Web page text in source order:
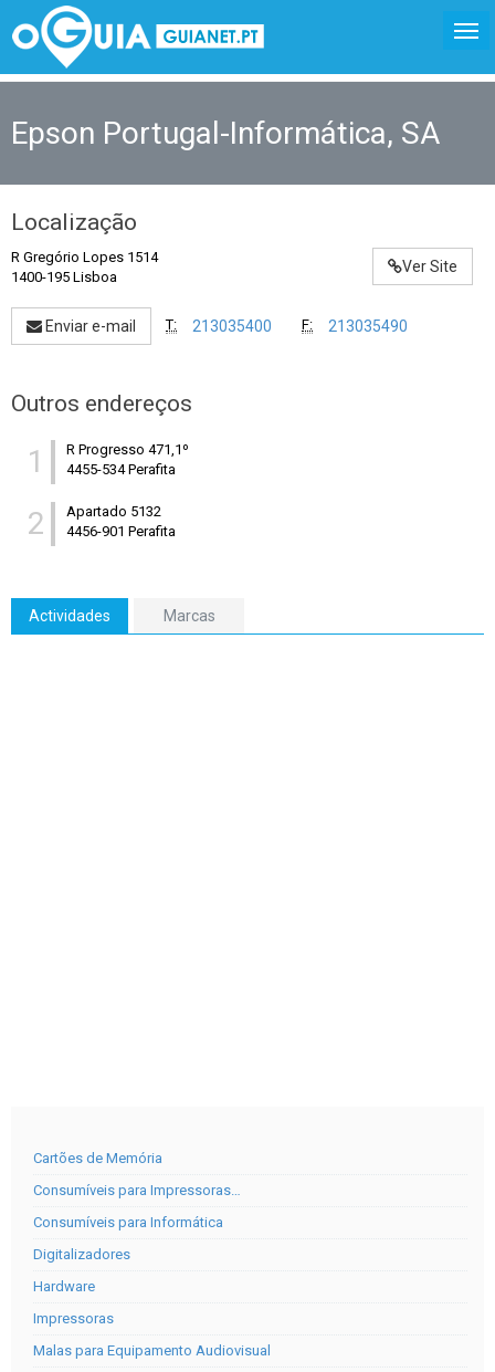
Epson Portugal-Informática, SA
Localização
Ver Site
R Gregório Lopes 1514
1400-195 Lisboa
Enviar e-mail T: 213035400 F: 213035490
Outros endereços
1
R Progresso 471,1º
4455-534 Perafita
2
Apartado 5132
4456-901 Perafita
Actividades Marcas
Cartões de Memória
Consumíveis para Impressoras…
Consumíveis para Informática
Digitalizadores
Hardware
Impressoras
Malas para Equipamento Audiovisual